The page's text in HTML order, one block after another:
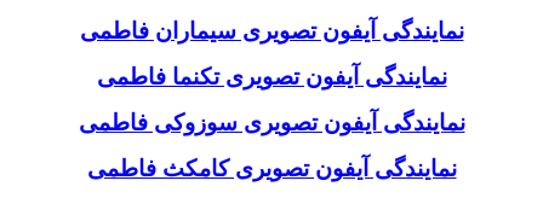
نمایندگی آیفون تصویری سیماران فاطمی
نمایندگی آیفون تصویری تکنما فاطمی
نمایندگی آیفون تصویری سوزوکی فاطمی
نمایندگی آیفون تصویری کامکث فاطمی